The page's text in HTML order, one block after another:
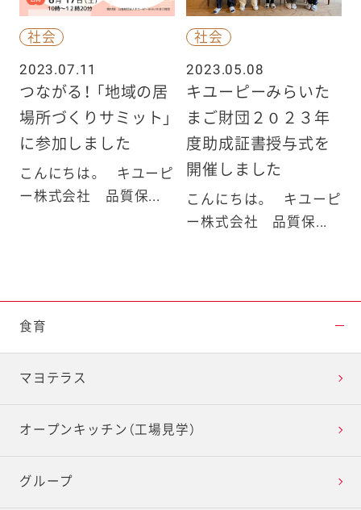
社会
2023.07.11
つながる！ 「地域の居
場所づくりサミット」
に参加しました
こんにちは。 キユーピ
ー株式会社 品質保...
社会
2023.05.08
キユーピーみらいた
まご財団２０２３年
度助成証書授与式を
開催しました
こんにちは。 キユーピ
ー株式会社 品質保...
食育
マヨテラス
オープンキッチン（工場見学）
グループ